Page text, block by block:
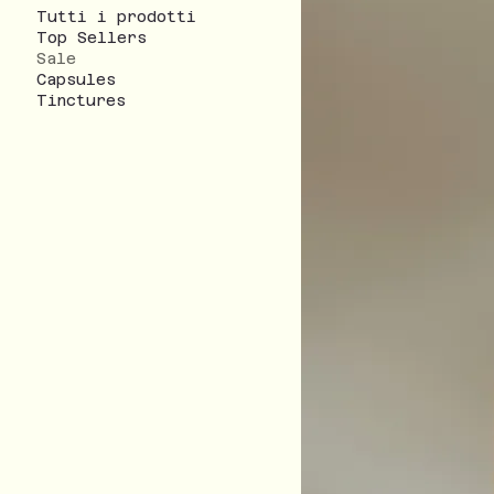
Tutti i prodotti
Top Sellers
Sale
Capsules
Tinctures